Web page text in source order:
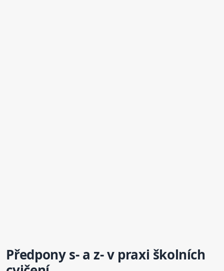
Předpony s- a z- v praxi školních